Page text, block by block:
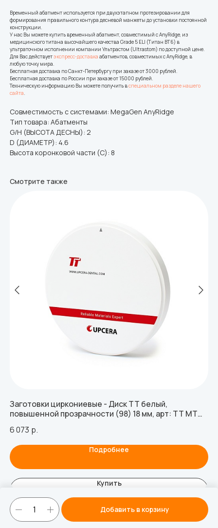
Добавить в корзину
Временный абатмент используется при двухэтапном протезировании для
формирования правильного контура десневой манжеты до установки постоянной
конструкции.
У нас Вы можете купить временный абатмент, совместимый с AnyRidge, из
медицинского титана высочайшего качества Grade 5 ELI (Титан ВТ6) в
ультраточном исполнении компании Ультрастом (Ultrastom) по доступной цене.
Для Вас действуетэкспресс-доставка абатментов, совместимых с AnyRidge, в
любую точку мира.
Бесплатная доставка по Санкт-Петербургу при заказе от 3000 рублей.
Бесплатная доставка по России при заказе от 15000 рублей.
Техническую информацию Вы можете получить вспециальном разделе нашего
сайта.
Совместимость с системами: MegaGen AnyRidge
Тип товара: Абатменты
G/H (ВЫСОТА ДЕСНЫ): 2
D (ДИАМЕТР): 4.6
Высота коронковой части (C): 8
Смотрите также
Заготовки циркониевые - Диск TT белый,
повышенной прозрачности (98) 18 мм, арт: TT MT
6 073 р.
Подробнее
Купить